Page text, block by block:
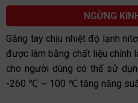
Được
hạng
0.0
sao
NGỪNG
Găng tay chịu nhiệt độ lạnh
được làm bằng chất liệu chính
cho người dùng có thể sử
-260 ℃ ~ 100 ℃ tăng năng